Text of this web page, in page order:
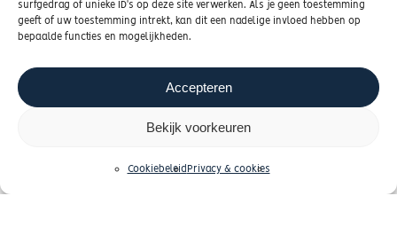
surfgedrag of unieke ID's op deze site verwerken. Als je geen toestemming
geeft of uw toestemming intrekt, kan dit een nadelige invloed hebben op
bepaalde functies en mogelijkheden.
Accepteren
Bekijk voorkeuren
Cookiebeleid Privacy & cookies
Whatsapp ons
Neem contact op